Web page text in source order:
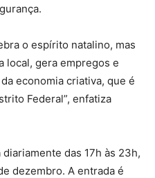
o espírito natalino, mas
local, gera empregos e
economia criativa, que é
Federal”, enfatiza
das 17h às 23h,
dezembro. A entrada é